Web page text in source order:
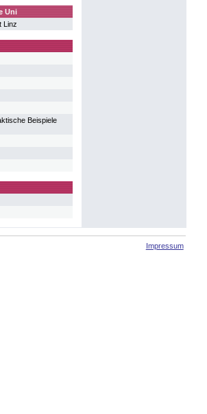
Uni
Linz
Beispiele
Impressum